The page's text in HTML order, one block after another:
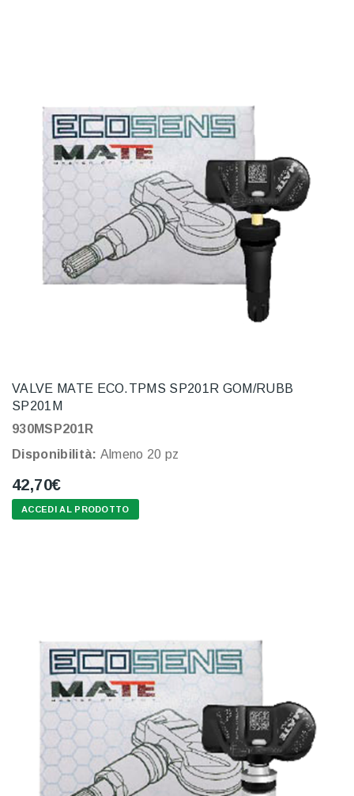
VALVE MATE ECO.TPMS SP201R GOM/RUBB
SP201M
930MSP201R
Disponibilità: Almeno 20 pz
42,70€
ACCEDI AL PRODOTTO